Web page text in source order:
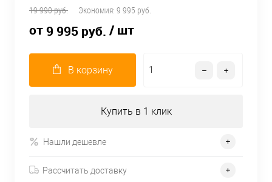
19 990 руб. Экономия: 9 995 руб.
от9 995 руб. / шт
В корзину
Купить в 1 клик
Нашли дешевле
Рассчитать доставку